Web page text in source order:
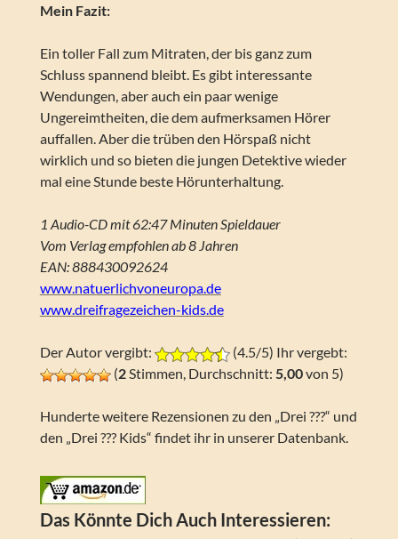
Mein Fazit:
Ein toller Fall zum Mitraten, der bis ganz zum
Schluss spannend bleibt. Es gibt interessante
Wendungen, aber auch ein paar wenige
Ungereimtheiten, die dem aufmerksamen Hörer
auffallen. Aber die trüben den Hörspaß nicht
wirklich und so bieten die jungen Detektive wieder
mal eine Stunde beste Hörunterhaltung.
1 Audio-CD mit 62:47 Minuten Spieldauer
Vom Verlag empfohlen ab 8 Jahren
EAN: 888430092624
www.natuerlichvoneuropa.de
www.dreifragezeichen-kids.de
Der Autor vergibt:
(4.5/5) Ihr vergebt:
(2Stimmen, Durchschnitt: 5,00von 5)
Hunderte weitere Rezensionen zu den „Drei ???“ und
den „Drei ??? Kids“ findet ihr in unserer Datenbank.
Das Könnte Dich Auch Interessieren: